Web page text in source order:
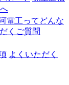
電工ってどんな
くご質問
よくいただく